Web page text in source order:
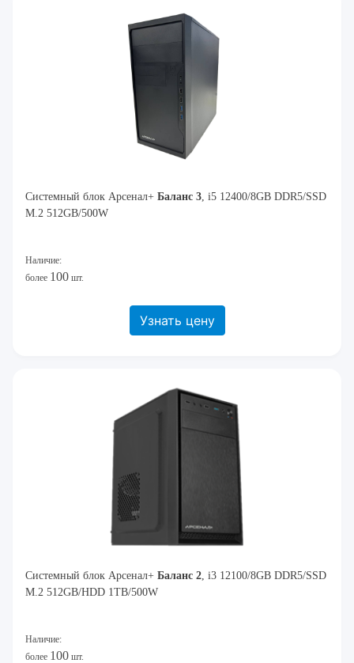
Системный блок Арсенал+ Баланс 3, i5 12400/8GB DDR5/SSD
M.2 512GB/500W
Наличие:
более 100 шт.
Узнать цену
Системный блок Арсенал+ Баланс 2, i3 12100/8GB DDR5/SSD
M.2 512GB/HDD 1TB/500W
Наличие:
более 100 шт.